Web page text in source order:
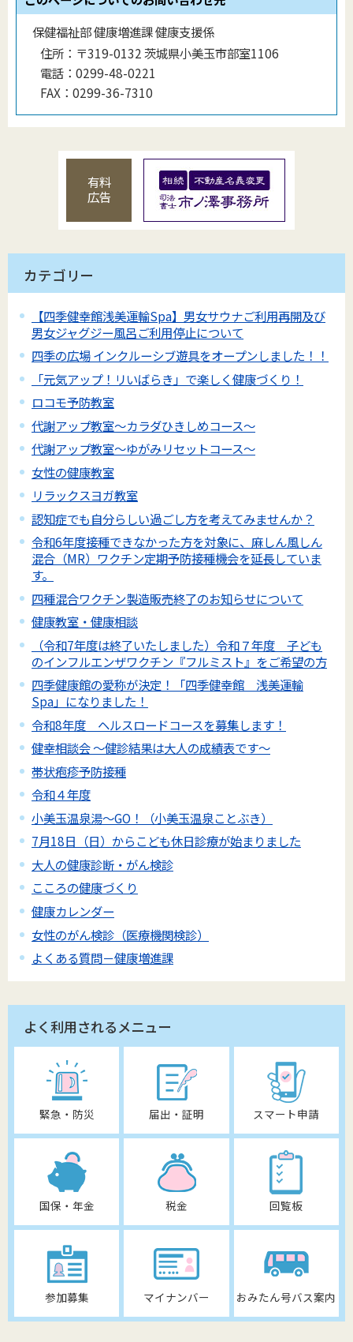
保健福祉部 健康増進課 健康支援係
住所： 〒319-0132 茨城県小美玉市部室1106
電話： 0299-48-0221
FAX： 0299-36-7310
有料
広告
カテゴリー
【四季健幸館浅美運輸Spa】男女サウナご利用再開及び
男女ジャグジー風呂ご利用停止について
四季の広場 インクルーシブ遊具をオープンしました！！
「元気アップ！リいばらき」で楽しく健康づくり！
ロコモ予防教室
代謝アップ教室～カラダひきしめコース～
代謝アップ教室～ゆがみリセットコース～
女性の健康教室
リラックスヨガ教室
認知症でも自分らしい過ごし方を考えてみませんか？
令和6年度接種できなかった方を対象に、麻しん風しん
混合（MR）ワクチン定期予防接種機会を延長していま
す。
四種混合ワクチン製造販売終了のお知らせについて
健康教室・健康相談
（令和7年度は終了いたしました）令和７年度 子ども
のインフルエンザワクチン『フルミスト』をご希望の方
四季健康館の愛称が決定！「四季健幸館 浅美運輸
Spa」になりました！
令和8年度 ヘルスロードコースを募集します！
健幸相談会 ～健診結果は大人の成績表です～
帯状疱疹予防接種
令和４年度
小美玉温泉湯～GO！（小美玉温泉ことぶき）
7月18日（日）からこども休日診療が始まりました
大人の健康診断・がん検診
こころの健康づくり
健康カレンダー
女性のがん検診（医療機関検診）
よくある質問－健康増進課
よく利用されるメニュー
緊急・防災 届出・証明 スマート申請
国保・年金 税金 回覧板
参加募集 マイナンバー おみたん号バス案内